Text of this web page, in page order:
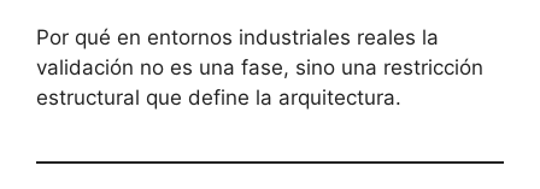
Por qué en entornos industriales reales la
validación no es una fase, sino una restricción
estructural que define la arquitectura.